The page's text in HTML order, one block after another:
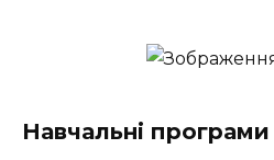
Навчальні